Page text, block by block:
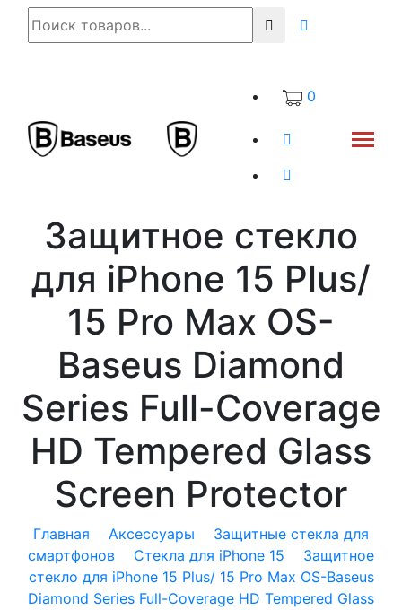
0
Защитное стекло
для iPhone 15 Plus/
15 Pro Max OS-
Baseus Diamond
Series Full-Coverage
HD Tempered Glass
Screen Protector
Главная Аксессуары
Защитные стекла для
смартфонов
Стекла для iPhone 15
Защитное
стекло для iPhone 15 Plus/ 15 Pro Max OS-Baseus
Diamond Series Full-Coverage HD Tempered Glass